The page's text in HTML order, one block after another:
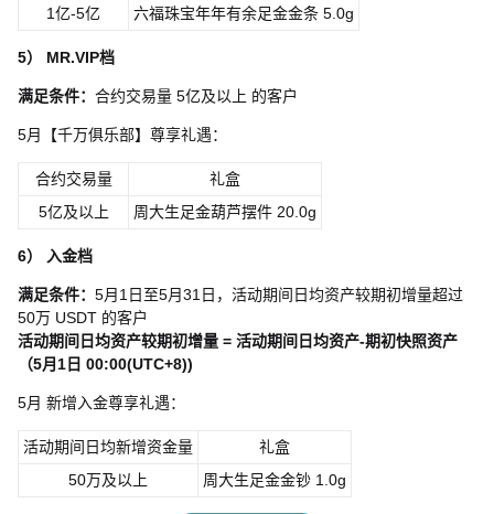
1亿-5亿
六福珠宝年年有余足金金条 5.0g
5） MR.VIP档
满足条件： 合约交易量 5亿及以上 的客户
5月【千万俱乐部】尊享礼遇：
合约交易量
礼盒
5亿及以上
周大生足金葫芦摆件 20.0g
6） 入金档
满足条件： 5月1日至5月31日，活动期间日均资产较期初增量超过
50万 USDT 的客户
活动期间日均资产较期初增量 = 活动期间日均资产-期初快照资产
（5月1日 00:00(UTC+8))
5月 新增入金尊享礼遇：
活动期间日均新增资金量
礼盒
50万及以上
周大生足金金钞 1.0g